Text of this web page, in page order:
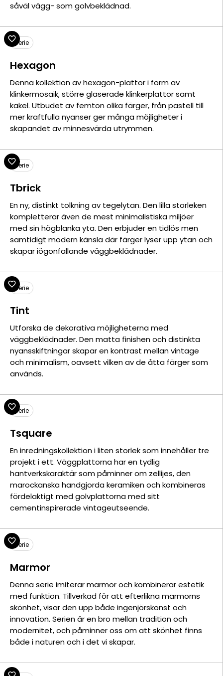
såväl vägg- som golvbeklädnad.
Serie
Hexagon
Denna kollektion av hexagon-plattor i form av
klinkermosaik, större glaserade klinkerplattor samt
kakel. Utbudet av femton olika färger, från pastell till
mer kraftfulla nyanser ger många möjligheter i
skapandet av minnesvärda utrymmen.
Serie
Tbrick
En ny, distinkt tolkning av tegelytan. Den lilla storleken
kompletterar även de mest minimalistiska miljöer
med sin högblanka yta. Den erbjuder en tidlös men
samtidigt modern känsla där färger lyser upp ytan och
skapar iögonfallande väggbeklädnader.
Serie
Tint
Utforska de dekorativa möjligheterna med
väggbeklädnader. Den matta finishen och distinkta
nyansskiftningar skapar en kontrast mellan vintage
och minimalism, oavsett vilken av de åtta färger som
används.
Serie
Tsquare
En inredningskollektion i liten storlek som innehåller tre
projekt i ett. Väggplattorna har en tydlig
hantverkskaraktär som påminner om zellijes, den
marockanska handgjorda keramiken och kombineras
fördelaktigt med golvplattorna med sitt
cementinspirerade vintageutseende.
Serie
Marmor
Denna serie imiterar marmor och kombinerar estetik
med funktion. Tillverkad för att efterlikna marmorns
skönhet, visar den upp både ingenjörskonst och
innovation. Serien är en bro mellan tradition och
modernitet, och påminner oss om att skönhet finns
både i naturen och i det vi skapar.